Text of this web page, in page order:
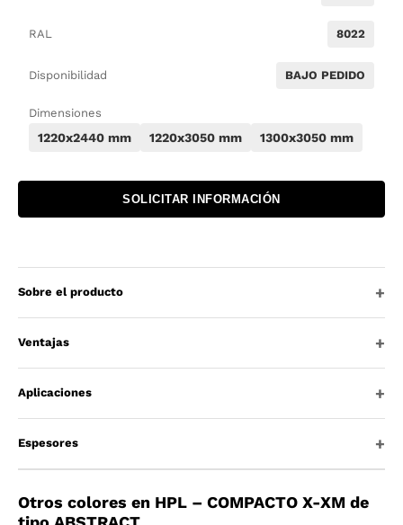
RAL 8022
Disponibilidad BAJO PEDIDO
Dimensiones
1220x2440 mm 1220x3050 mm 1300x3050 mm
SOLICITAR INFORMACIÓN
Sobre el producto
Ventajas
Aplicaciones
Espesores
Otros colores en HPL – COMPACTO X-XM de